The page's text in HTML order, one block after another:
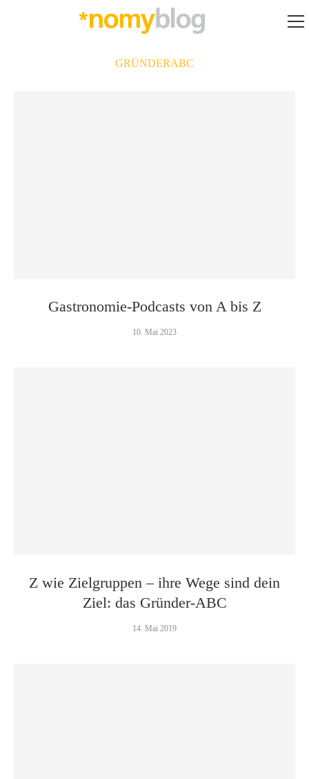
GRÜNDERABC
Gastronomie-Podcasts von A bis Z
10. Mai 2023
Z wie Zielgruppen – ihre Wege sind dein
Ziel: das Gründer-ABC
14. Mai 2019